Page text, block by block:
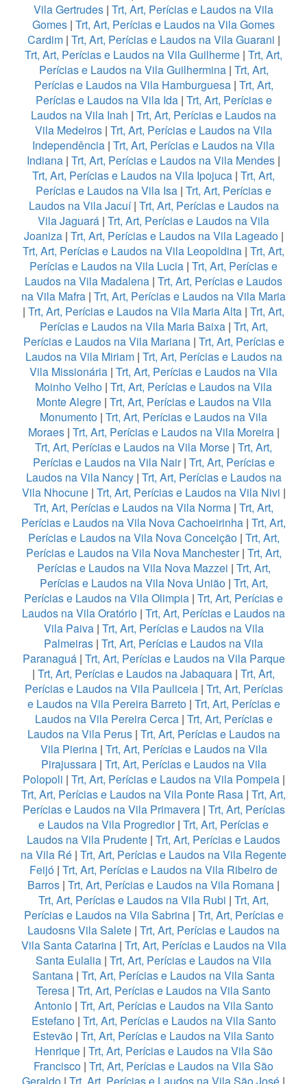
Vila Gertrudes | Trt, Art, Perícias e Laudos na Vila
Gomes | Trt, Art, Perícias e Laudos na Vila Gomes
Cardim| Trt, Art, Perícias e Laudos na Vila Guarani |
Trt, Art, Perícias e Laudos na Vila Guilherme | Trt, Art,
Perícias e Laudos na Vila Guilhermina| Trt, Art,
Perícias e Laudos na Vila Hamburguesa| Trt, Art,
Perícias e Laudos na Vila Ida| Trt, Art, Perícias e
Laudos na Vila Inah | Trt, Art, Perícias e Laudos na
Vila Medeiros | Trt, Art, Perícias e Laudos na Vila
Independência | Trt, Art, Perícias e Laudos na Vila
Indiana | Trt, Art, Perícias e Laudos na Vila Mendes |
Trt, Art, Perícias e Laudos na Vila Ipojuca | Trt, Art,
Perícias e Laudos na Vila Isa | Trt, Art, Perícias e
Laudos na Vila Jacuí| Trt, Art, Perícias e Laudos na
Vila Jaguará | Trt, Art, Perícias e Laudos na Vila
Joaniza| Trt, Art, Perícias e Laudos na Vila Lageado|
Trt, Art, Perícias e Laudos na Vila Leopoldina | Trt, Art,
Perícias e Laudos na Vila Lucia | Trt, Art, Perícias e
Laudos na Vila Madalena | Trt, Art, Perícias e Laudos
na Vila Mafra | Trt, Art, Perícias e Laudos na Vila Maria
| Trt, Art, Perícias e Laudos na Vila Maria Alta | Trt, Art,
Perícias e Laudos na Vila Maria Baixa| Trt, Art,
Perícias e Laudos na Vila Mariana| Trt, Art, Perícias e
Laudos na Vila Miriam| Trt, Art, Perícias e Laudos na
Vila Missionária | Trt, Art, Perícias e Laudos na Vila
Moinho Velho | Trt, Art, Perícias e Laudos na Vila
Monte Alegre| Trt, Art, Perícias e Laudos na Vila
Monumento | Trt, Art, Perícias e Laudos na Vila
Moraes| Trt, Art, Perícias e Laudos na Vila Moreira|
Trt, Art, Perícias e Laudos na Vila Morse | Trt, Art,
Perícias e Laudos na Vila Nair| Trt, Art, Perícias e
Laudos na Vila Nancy| Trt, Art, Perícias e Laudos na
Vila Nhocune| Trt, Art, Perícias e Laudos na Vila Nivi |
Trt, Art, Perícias e Laudos na Vila Norma | Trt, Art,
Perícias e Laudos na Vila Nova Cachoeirinha | Trt, Art,
Perícias e Laudos na Vila Nova Conceição| Trt, Art,
Perícias e Laudos na Vila Nova Manchester| Trt, Art,
Perícias e Laudos na Vila Nova Mazzei | Trt, Art,
Perícias e Laudos na Vila Nova União| Trt, Art,
Perícias e Laudos na Vila Olimpia | Trt, Art, Perícias e
Laudos na Vila Oratório | Trt, Art, Perícias e Laudos na
Vila Paiva| Trt, Art, Perícias e Laudos na Vila
Palmeiras | Trt, Art, Perícias e Laudos na Vila
Paranaguá| Trt, Art, Perícias e Laudos na Vila Parque
| Trt, Art, Perícias e Laudos na Jabaquara | Trt, Art,
Perícias e Laudos na Vila Pauliceia| Trt, Art, Perícias
e Laudos na Vila Pereira Barreto| Trt, Art, Perícias e
Laudos na Vila Pereira Cerca| Trt, Art, Perícias e
Laudos na Vila Perus| Trt, Art, Perícias e Laudos na
Vila Pierina| Trt, Art, Perícias e Laudos na Vila
Pirajussara| Trt, Art, Perícias e Laudos na Vila
Polopoli | Trt, Art, Perícias e Laudos na Vila Pompeia|
Trt, Art, Perícias e Laudos na Vila Ponte Rasa | Trt, Art,
Perícias e Laudos na Vila Primavera| Trt, Art, Perícias
e Laudos na Vila Progredior| Trt, Art, Perícias e
Laudos na Vila Prudente | Trt, Art, Perícias e Laudos
na Vila Ré | Trt, Art, Perícias e Laudos na Vila Regente
Feijó | Trt, Art, Perícias e Laudos na Vila Ribeiro de
Barros | Trt, Art, Perícias e Laudos na Vila Romana |
Trt, Art, Perícias e Laudos na Vila Rubi | Trt, Art,
Perícias e Laudos na Vila Sabrina| Trt, Art, Perícias e
Laudosns Vila Salete | Trt, Art, Perícias e Laudos na
Vila Santa Catarina| Trt, Art, Perícias e Laudos na Vila
Santa Eulalia | Trt, Art, Perícias e Laudos na Vila
Santana | Trt, Art, Perícias e Laudos na Vila Santa
Teresa | Trt, Art, Perícias e Laudos na Vila Santo
Antonio| Trt, Art, Perícias e Laudos na Vila Santo
Estefano| Trt, Art, Perícias e Laudos na Vila Santo
Estevão | Trt, Art, Perícias e Laudos na Vila Santo
Henrique| Trt, Art, Perícias e Laudos na Vila São
Francisco | Trt, Art, Perícias e Laudos na Vila São